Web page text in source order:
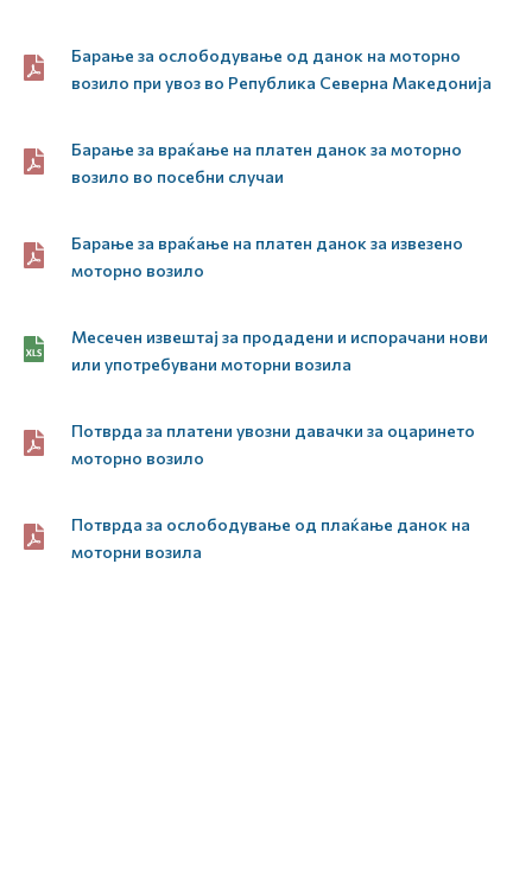
Барање за ослободување од данок на моторно
возило при увоз во Република Северна Македонија
Барање за враќање на платен данок за моторно
возило во посебни случаи
Барање за враќање на платен данок за извезено
моторно возило
Месечен извештај за продадени и испорачани нови
или употребувани моторни возила
Потврда за платени увозни давачки за оцаринето
моторно возило
Потврда за ослободување од плаќање данок на
моторни возила